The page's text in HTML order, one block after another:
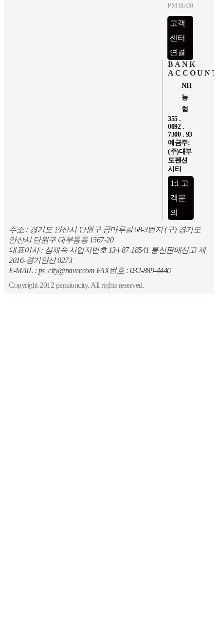
PM 06:00
고객
센터
연결
BANK
ACCOUNT
NH
농
협
355 .
0092 .
7300 . 93
예금주:
(주)대부
도펜션
시티
1:1 고
객문
의
주소 : 경기도 안산시 단원구 공마루길 68-3번지 (구) 경기도
안산시 단원구 대부동동 1567-20
대표이사 : 심재숙 사업자번호 134-87-18541 통신판매신고 제
2016-경기안산 0273
E-MAIL : ps_city@naver.com FAX번호 : 032-889-4446
Copyright 2012 pensioncity. All rights reserved.